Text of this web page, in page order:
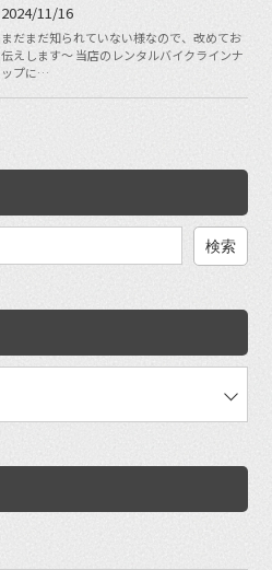
2024/11/16
まだまだ知られていない様なので、改めてお
伝えします〜 当店のレンタルバイクラインナ
ップに…